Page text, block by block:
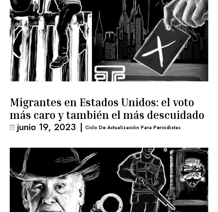
Migrantes en Estados Unidos: el voto
más caro y también el más descuidado
junio 19, 2023 | Ciclo De Actualización Para Periodistas